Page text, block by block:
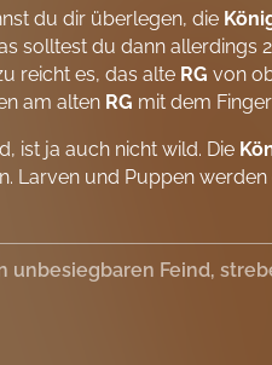
du dir überlegen, die
solltest du dann allerdings
reicht es, das alte RG von
am alten RG mit dem
ist ja auch nicht wild. Die
Larven und Puppen
unbesiegbaren Feind,